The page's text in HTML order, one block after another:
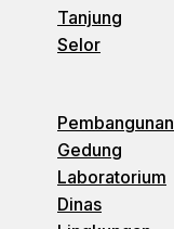
Tanjung
Selor
Pembangunan
Gedung
Laboratorium
Dinas